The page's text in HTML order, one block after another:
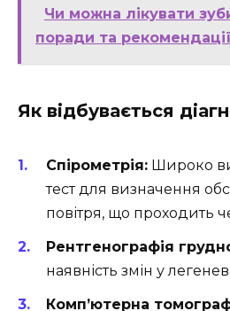
Чи можна лікувати
поради та
Як відбувається
Спірометрія: Широко
тест для визначення
повітря, що проходить
Рентгенографія
наявність змін у
Комп’ютерна